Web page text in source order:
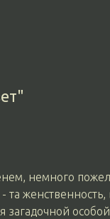
немного
та
загадочной